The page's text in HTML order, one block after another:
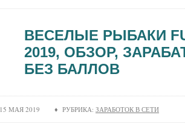
ВЕСЕЛЫЕ РЫБАКИ
2019, ОБЗОР,
БЕЗ БАЛЛОВ
15 МАЯ 2019 ♦ РУБРИКА: ЗАРАБОТОК В СЕТИ